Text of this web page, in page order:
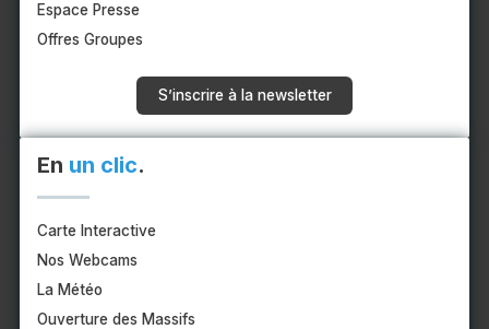
Espace Presse
Offres Groupes
S’inscrire à la newsletter
En un clic.
Carte Interactive
Nos Webcams
La Météo
Ouverture des Massifs